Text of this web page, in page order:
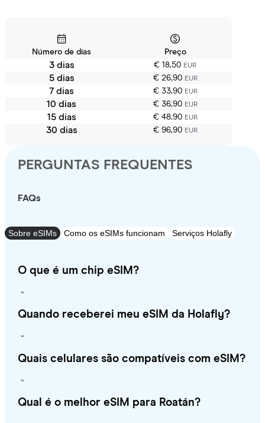
Número de dias Preço
3 dias € 18,50 EUR
5 dias € 26,90 EUR
7 dias € 33,90 EUR
10 dias € 36,90 EUR
15 dias € 48,90 EUR
30 dias € 96,90 EUR
PERGUNTAS FREQUENTES
FAQs
Sobre eSIMs Como os eSIMs funcionam Serviços Holafly
O que é um chip eSIM?
Quando receberei meu eSIM da Holafly?
Quais celulares são compatíveis com eSIM?
Qual é o melhor eSIM para Roatán?